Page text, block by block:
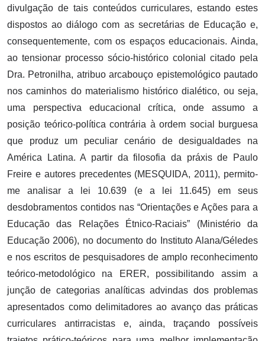
divulgação de tais conteúdos curriculares, estando estes
dispostos ao diálogo com as secretárias de Educação e,
consequentemente, com os espaços educacionais. Ainda,
ao tensionar processo sócio-histórico colonial citado pela
Dra. Petronilha, atribuo arcabouço epistemológico pautado
nos caminhos do materialismo histórico dialético, ou seja,
uma perspectiva educacional crítica, onde assumo a
posição teórico-política contrária à ordem social burguesa
que produz um peculiar cenário de desigualdades na
América Latina. A partir da filosofia da práxis de Paulo
Freire e autores precedentes (MESQUIDA, 2011), permito-
me analisar a lei 10.639 (e a lei 11.645) em seus
desdobramentos contidos nas “Orientações e Ações para a
Educação das Relações Étnico-Raciais” (Ministério da
Educação 2006), no documento do Instituto Alana/Géledes
e nos escritos de pesquisadores de amplo reconhecimento
teórico-metodológico na ERER, possibilitando assim a
junção de categorias analíticas advindas dos problemas
apresentados como delimitadores ao avanço das práticas
curriculares antirracistas e, ainda, traçando possíveis